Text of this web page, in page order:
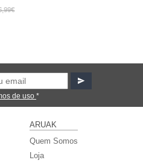
de uso *
ARUAK
Quem Somos
Loja